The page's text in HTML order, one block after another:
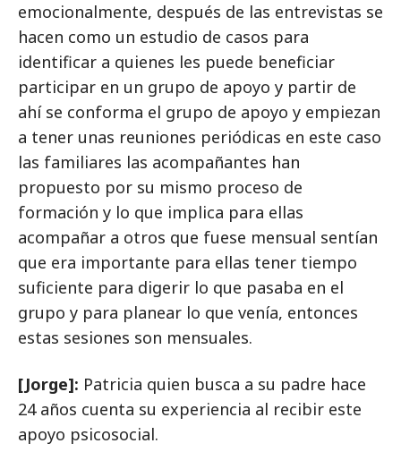
emocionalmente, después de las entrevistas se
hacen como un estudio de casos para
identificar a quienes les puede beneficiar
participar en un grupo de apoyo y partir de
ahí se conforma el grupo de apoyo y empiezan
a tener unas reuniones periódicas en este caso
las familiares las acompañantes han
propuesto por su mismo proceso de
formación y lo que implica para ellas
acompañar a otros que fuese mensual sentían
que era importante para ellas tener tiempo
suficiente para digerir lo que pasaba en el
grupo y para planear lo que venía, entonces
estas sesiones son mensuales.
[Jorge]: Patricia quien busca a su padre hace
24 años cuenta su experiencia al recibir este
apoyo psicosocial.